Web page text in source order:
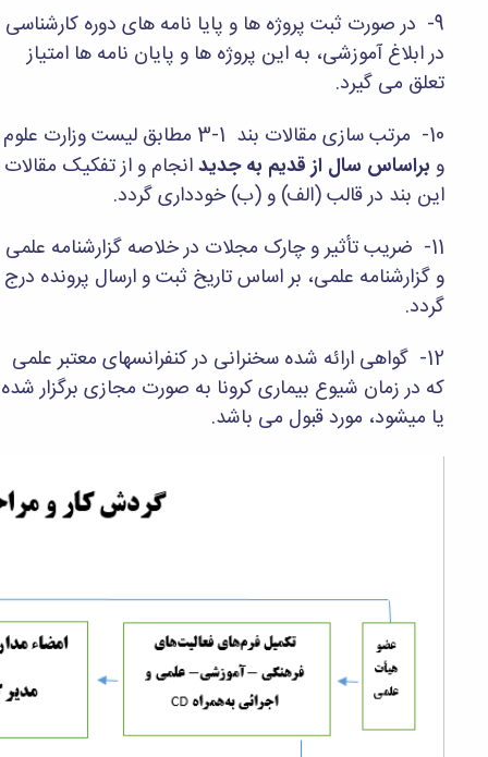
فرآیندها
آئین
نامه
های
پژوهشی
فرم
های
9- در صورت ثبت پروژه ها و پایا نامه های دوره کارشناسی
در ابلاغ آموزشی، به این پروژه ها و پایان نامه ها امتیاز
تعلق می گیرد.
10- مرتب سازی مقالات بند 1-3 مطابق لیست وزارت علوم
و براساس سال از قدیم به جدیدانجام و از تفکیک مقالات
این بند در قالب (الف) و (ب) خودداری گردد.
11- ضریب تأثیر و چارک مجلات در خلاصه گزارشنامه علمی
و گزارشنامه علمی، بر اساس تاریخ ثبت و ارسال پرونده درج
گردد.
12- گواهی ارائه شده سخنرانی در کنفرانسهای معتبر علمی
که در زمان شیوع بیماری کرونا به صورت مجازی برگزار شده
یا میشود، مورد قبول می باشد.